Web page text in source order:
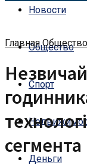
Новости
Общество
Спорт
Деньги
Главная Общество
сегмента